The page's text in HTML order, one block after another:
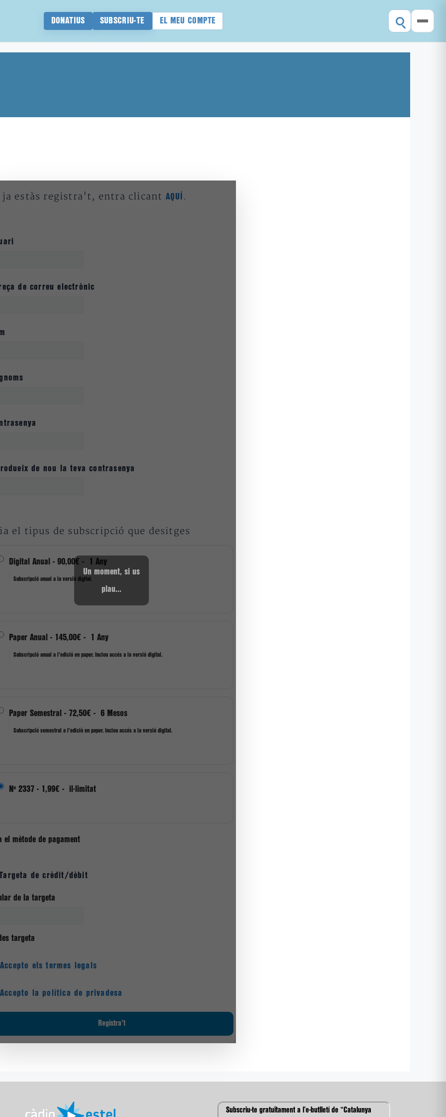
DONATIUS SUBSCRIU-TE EL MEU COMPTE
ja estàs registra't, entra clicant AQUÍ .
de correu electrònic
de nou la teva contrasenya
el tipus de subscripció que desitges
Digital Anual - 90,00€ - 1 Any
Subscripció anual a la versió digital.
Paper Anual - 145,00€ - 1 Any
Subscripció anual a l'edició en paper. Inclou accés a la versió digital.
Paper Semestral - 72,50€ - 6 Mesos
Subscripció semestral a l'edició en paper. Inclou accés a la versió digital.
Nº 2337 - 1,99€ - il·limitat
el mètode de pagament
de crèdit/dèbit
de la targeta
targeta
Accepto els termes legals
Accepto la política de privadesa
Un moment, si us
plau...
Subscriu-te gratuïtament a l’e-butlletí de “Catalunya